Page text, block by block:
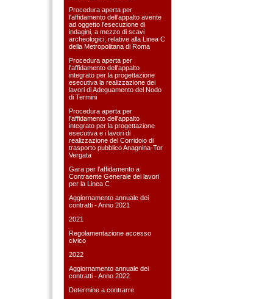
Procedura aperta per
l'affidamento dell'appalto avente
ad oggetto l'esecuzione di
indagini, a mezzo di scavi
archeologici, relative alla Linea C
della Metropolitana di Roma
Procedura aperta per
l'affidamento dell'appalto
integrato per la progettazione
esecutiva la realizzazione dei
lavori di Adeguamento del Nodo
di Termini
Procedura aperta per
l'affidamento dell'appalto
integrato per la progettazione
esecutiva e i lavori di
realizzazione del Corridoio di
trasporto pubblico Anagnina-Tor
Vergata
Gara per l'affidamento a
Contraente Generale dei lavori
per la Linea C
Aggiornamento annuale dei
contratti - Anno 2021
2021
Regolamentazione accesso
civico
2022
Aggiornamento annuale dei
contratti - Anno 2022
Determine a contrarre